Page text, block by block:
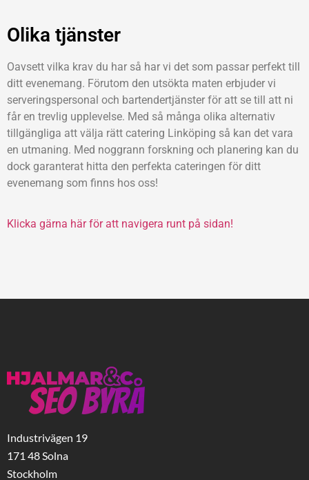
Olika tjänster
Oavsett vilka krav du har så har vi det som passar perfekt till
ditt evenemang. Förutom den utsökta maten erbjuder vi
serveringspersonal och bartendertjänster för att se till att ni
får en trevlig upplevelse. Med så många olika alternativ
tillgängliga att välja rätt catering Linköping så kan det vara
en utmaning. Med noggrann forskning och planering kan du
dock garanterat hitta den perfekta cateringen för ditt
evenemang som finns hos oss!
Klicka gärna här för att navigera runt på sidan!
Industrivägen 19
171 48 Solna
Stockholm